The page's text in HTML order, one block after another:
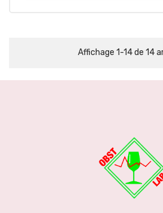
Affichage 1-14 de 14